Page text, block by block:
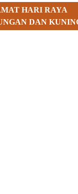
HARI RAYA
DAN